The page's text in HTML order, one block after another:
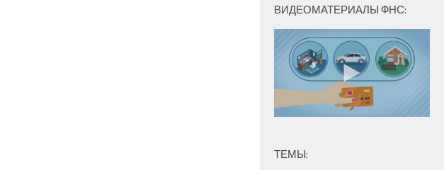
ВИДЕОМАТЕРИАЛЫ ФНС:
ТЕМЫ: